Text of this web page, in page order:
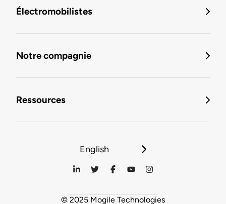
Électromobilistes
Notre compagnie
Ressources
English
© 2025 Mogile Technologies